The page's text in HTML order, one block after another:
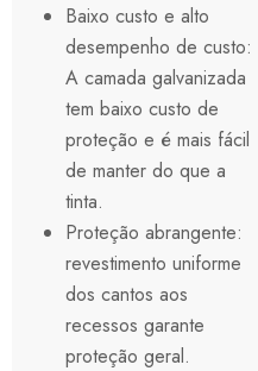
Baixo custo e alto
desempenho de custo:
A camada galvanizada
tem baixo custo de
proteção e é mais fácil
de manter do que a
tinta.
Proteção abrangente:
revestimento uniforme
dos cantos aos
recessos garante
proteção geral.